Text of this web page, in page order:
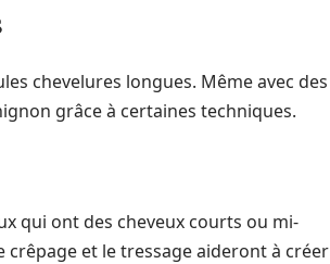
chevelures longues. Même avec des
grâce à certaines techniques.
qui ont des cheveux courts ou mi-
crêpage et le tressage aideront à créer